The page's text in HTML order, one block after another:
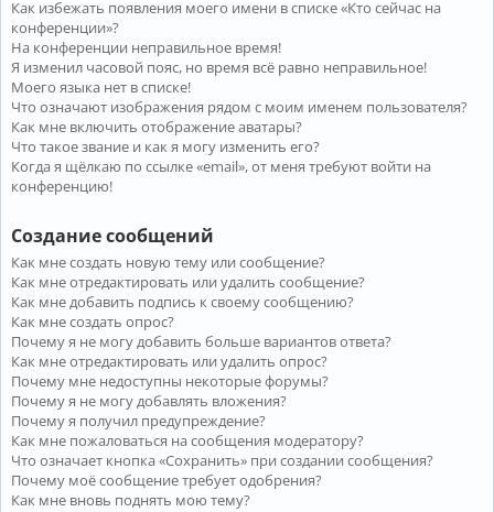
Как избежать появления моего имени в списке «Кто сейчас на
конференции»?
На конференции неправильное время!
Я изменил часовой пояс, но время всё равно неправильное!
Моего языка нет в списке!
Что означают изображения рядом с моим именем пользователя?
Как мне включить отображение аватары?
Что такое звание и как я могу изменить его?
Когда я щёлкаю по ссылке «email», от меня требуют войти на
конференцию!
Создание сообщений
Как мне создать новую тему или сообщение?
Как мне отредактировать или удалить сообщение?
Как мне добавить подпись к своему сообщению?
Как мне создать опрос?
Почему я не могу добавить больше вариантов ответа?
Как мне отредактировать или удалить опрос?
Почему мне недоступны некоторые форумы?
Почему я не могу добавлять вложения?
Почему я получил предупреждение?
Как мне пожаловаться на сообщения модератору?
Что означает кнопка «Сохранить» при создании сообщения?
Почему моё сообщение требует одобрения?
Как мне вновь поднять мою тему?